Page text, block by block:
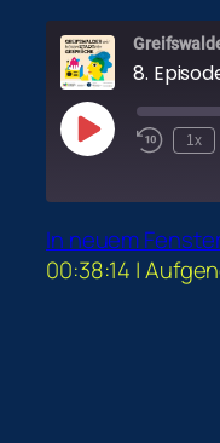
8.
Play
Episode
1x
In neuem
00:38:14 |